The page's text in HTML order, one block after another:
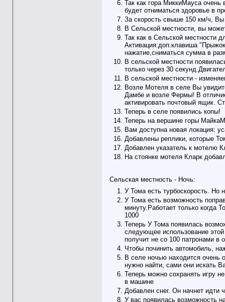
Так как гора МиккиМауса очень
будет отниматься здоровье в
За скорость свыше 150 км/ч,
В Сельской местности, вы
Так как в Сельской местности
Активация:доп.клавиша
нажатие,сниматься сумма в
В сельской местности
только через 30
В сельской местности -
Возле Мотеля в селе Вы
Дамбе и возле Фермы! В
активировать почтовый ящик.
Теперь в селе появились копы!
Теперь на вершине горы
Вам доступна новая локация:
Добавлены реплики, которые
Добавлен указатель к мотелю
На стоянке мотеля Кларк
Сельская местность - Ночь:
У Тома есть турбоскорость. Но
У Тома есть возможность
минуту.Работает только когда
1000
Теперь У Тома появилась
следующее использование
получит не со 100 патронами в
Чтобы починить автомобиль,
В селе ночью находится очень
нужно найти, сами они искать
Теперь можно сохранять игру
в машине
Добавлен снег. Он начнет идти
У вас появилась возможность